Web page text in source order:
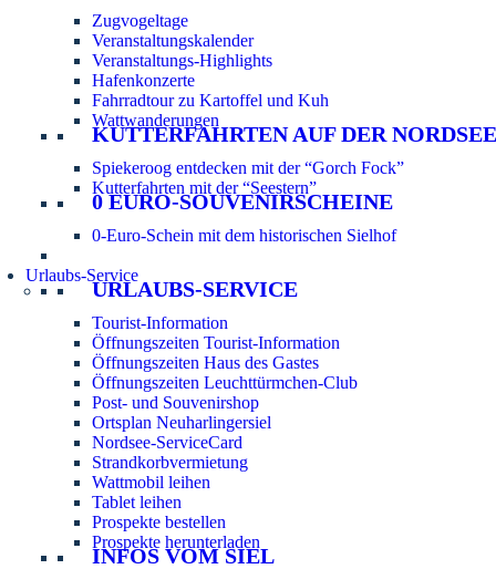
Zugvogeltage
Veranstaltungskalender
Veranstaltungs-Highlights
Hafenkonzerte
Fahrradtour zu Kartoffel und Kuh
Wattwanderungen
KUTTERFAHRTEN AUF DER NORDSEE
Spiekeroog entdecken mit der “Gorch Fock”
Kutterfahrten mit der “Seestern”
0 EURO-SOUVENIRSCHEINE
0-Euro-Schein mit dem historischen Sielhof
Urlaubs-Service
URLAUBS-SERVICE
Tourist-Information
Öffnungszeiten Tourist-Information
Öffnungszeiten Haus des Gastes
Öffnungszeiten Leuchttürmchen-Club
Post- und Souvenirshop
Ortsplan Neuharlingersiel
Nordsee-ServiceCard
Strandkorbvermietung
Wattmobil leihen
Tablet leihen
Prospekte bestellen
Prospekte herunterladen
INFOS VOM SIEL